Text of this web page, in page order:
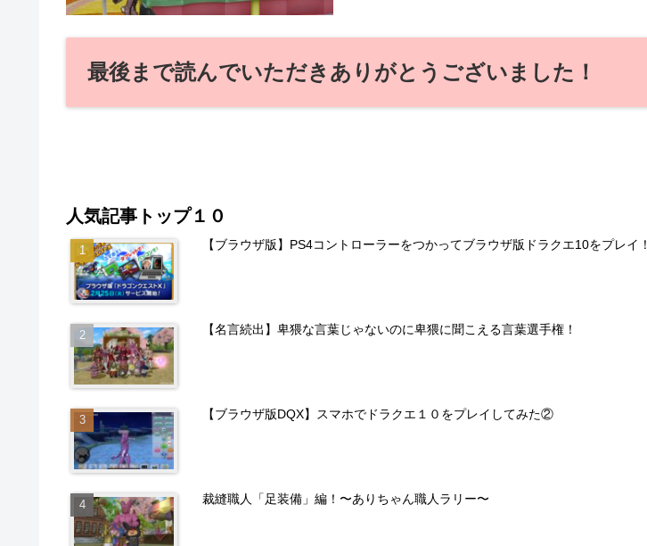
最後まで読んでいただきありがとうございました！
人気記事トップ１０
【ブラウザ版】PS4コントローラーをつかってブラウザ版ドラクエ10をプレイ！
【名言続出】卑猥な言葉じゃないのに卑猥に聞こえる言葉選手権！
【ブラウザ版DQX】スマホでドラクエ１０をプレイしてみた②
裁縫職人「足装備」編！〜ありちゃん職人ラリー〜